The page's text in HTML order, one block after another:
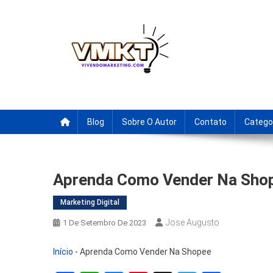
Blog Sobre O Autor Contato
Aprenda Como Vender Na
Marketing Digital
1 De Setembro De 2023 Jose Augusto
Início - Aprenda Como Vender Na Shopee